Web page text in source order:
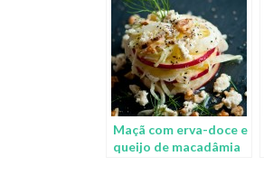
Maçã com erva-doce e
queijo de macadâmia